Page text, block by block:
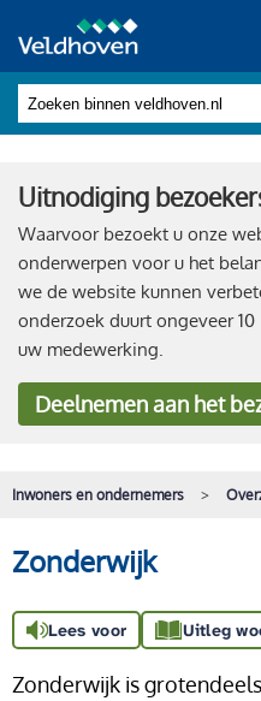
Uitnodiging
Waarvoor bezoekt u onze
onderwerpen voor u het
we de website kunnen
onderzoek duurt ongeveer
uw medewerking.
Deelnemenaan het
Inwoners en ondernemers
Zonderwijk
Lees voor Uitleg
Zonderwijk is